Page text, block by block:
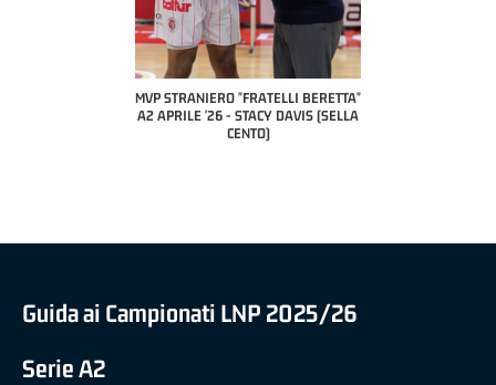
MVP STRANIERO "FRATELLI BERETTA"
A2 APRILE '26 - STACY DAVIS (SELLA
CENTO)
MVP "FRATELLI
Guida ai Campionati LNP 2025/26
Serie A2